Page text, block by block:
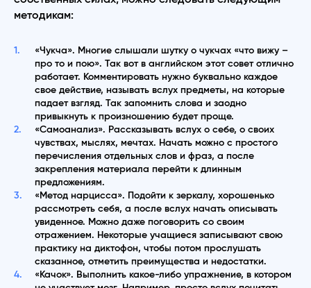
методикам:
«Чукча». Многие слышали шутку о чукчах «что вижу –
про то и пою». Так вот в английском этот совет отлично
работает. Комментировать нужно буквально каждое
свое действие, называть вслух предметы, на которые
падает взгляд. Так запомнить слова и заодно
привыкнуть к произношению будет проще.
«Самоанализ». Рассказывать вслух о себе, о своих
чувствах, мыслях, мечтах. Начать можно с простого
перечисления отдельных слов и фраз, а после
закрепления материала перейти к длинным
предложениям.
«Метод нарцисса». Подойти к зеркалу, хорошенько
рассмотреть себя, а после вслух начать описывать
увиденное. Можно даже поговорить со своим
отражением. Некоторые учащиеся записывают свою
практику на диктофон, чтобы потом прослушать
сказанное, отметить преимущества и недостатки.
«Качок». Выполнить какое-либо упражнение, в котором